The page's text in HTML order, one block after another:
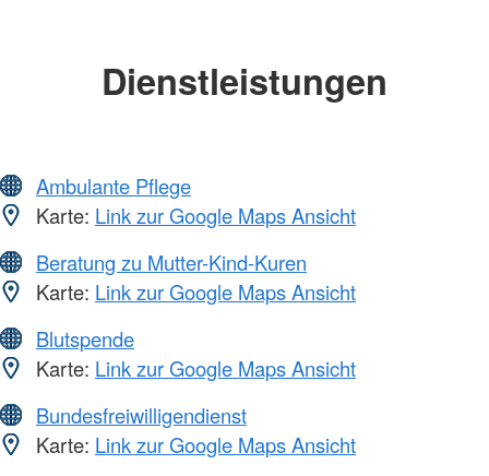
Dienstleistungen
Ambulante Pflege
Karte: Link zur Google Maps Ansicht
Beratung zu Mutter-Kind-Kuren
Karte: Link zur Google Maps Ansicht
Blutspende
Karte: Link zur Google Maps Ansicht
Bundesfreiwilligendienst
Karte: Link zur Google Maps Ansicht